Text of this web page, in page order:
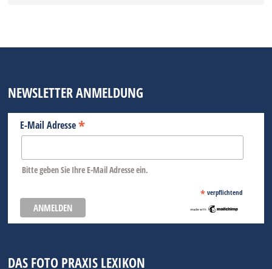
NEWSLETTER ANMELDUNG
E-Mail Adresse*
Bitte geben Sie Ihre E-Mail Adresse ein.
* verpflichtend
DAS FOTO PRAXIS LEXIKON